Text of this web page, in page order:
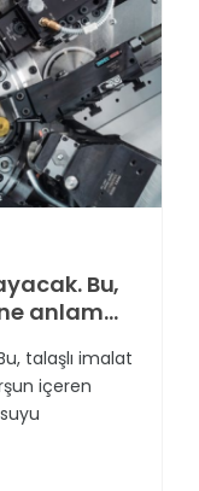
Bu,
anlama
talaşlı imalat
içeren